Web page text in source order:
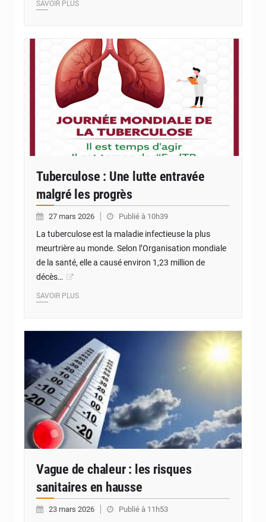
SAVOIR PLUS
Tuberculose : Une lutte entravée
malgré les progrès
27 mars 2026 Publié à 10h39
La tuberculose est la maladie infectieuse la plus
meurtrière au monde. Selon l’Organisation mondiale
de la santé, elle a causé environ 1,23 million de
décès…
SAVOIR PLUS
Vague de chaleur : les risques
sanitaires en hausse
23 mars 2026 Publié à 11h53